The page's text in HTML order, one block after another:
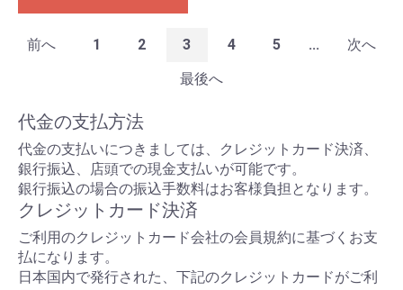
前へ 1 2 3 4 5 ...
次へ
最後へ
代金の支払方法
代金の支払いにつきましては、クレジットカード決済、
銀行振込、店頭での現金支払いが可能です。
銀行振込の場合の振込手数料はお客様負担となります。
クレジットカード決済
ご利用のクレジットカード会社の会員規約に基づくお支
払になります。
日本国内で発行された、下記のクレジットカードがご利